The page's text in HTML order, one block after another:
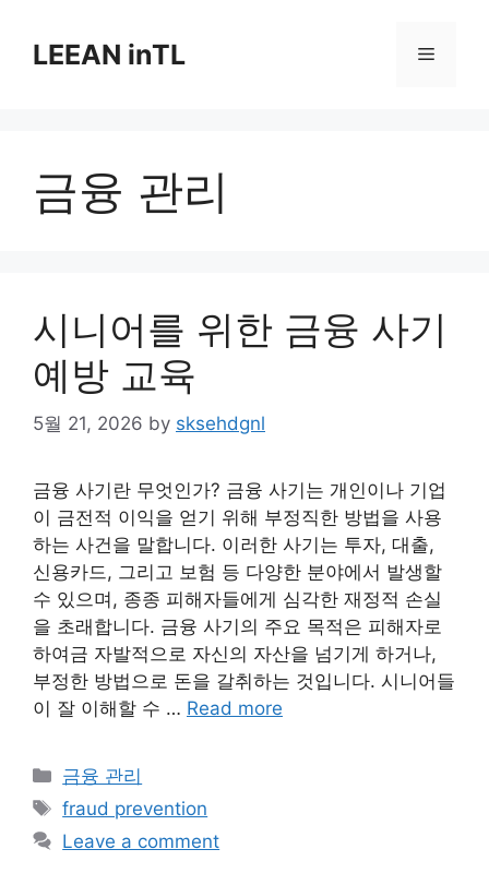
contentLEEAN inTL Menu
금융 관리
시니어를 위한 금융 사기
예방 교육
5월 21, 2026 by sksehdgnl
금융 사기란 무엇인가? 금융 사기는 개인이나 기업
이 금전적 이익을 얻기 위해 부정직한 방법을 사용
하는 사건을 말합니다. 이러한 사기는 투자, 대출,
신용카드, 그리고 보험 등 다양한 분야에서 발생할
수 있으며, 종종 피해자들에게 심각한 재정적 손실
을 초래합니다. 금융 사기의 주요 목적은 피해자로
하여금 자발적으로 자신의 자산을 넘기게 하거나,
부정한 방법으로 돈을 갈취하는 것입니다. 시니어들
이 잘 이해할 수 … Read more
Categories
금융 관리
Tags
fraud prevention
Leave a comment